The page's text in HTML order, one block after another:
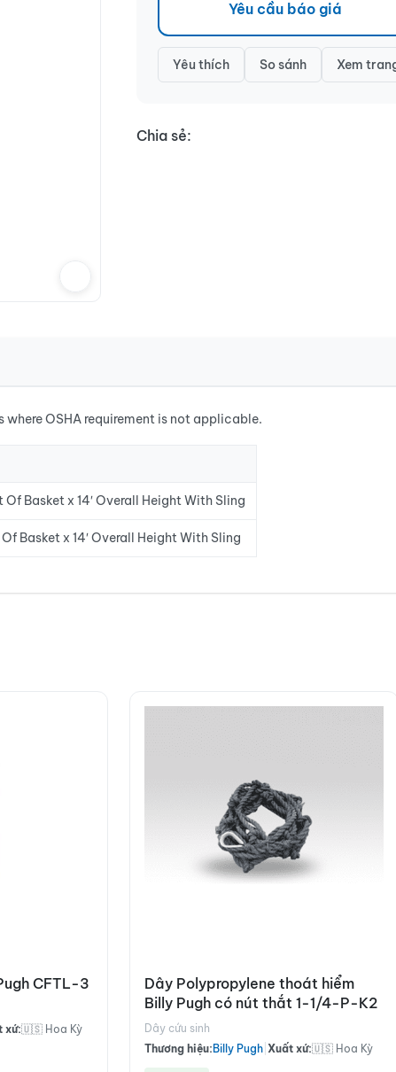
Yêu cầu báo giá
Yêu thích So sánh Xem
Chia sẻ:
OSHA requirement is not applicable.
Basket x 14′ Overall Height With Sling
Basket x 14′ Overall Height With Sling
CFTL-3
xứ:🇺🇸 Hoa Kỳ
Dây Polypropylene thoát hiểm
Billy Pugh có nút thắt 1-1/4-P-K2
Dây cứu sinh
Thương hiệu: Billy Pugh Xuất xứ:🇺🇸 Hoa Kỳ